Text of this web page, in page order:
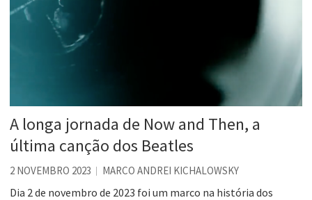
A longa jornada de Now and Then, a
última canção dos Beatles
2 NOVEMBRO 2023 MARCO ANDREI KICHALOWSKY
Dia 2 de novembro de 2023 foi um marco na história dos